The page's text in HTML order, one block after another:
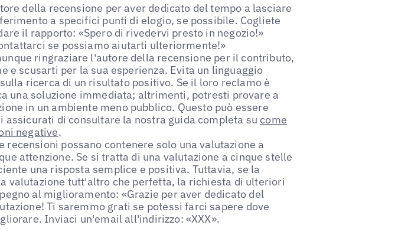
della recensione per aver dedicato del tempo a lasciare
a specifici punti di elogio, se possibile. Cogliete
il rapporto: «Spero di rivedervi presto in negozio!»
se possiamo aiutarti ulteriormente!»
ringraziare l'autore della recensione per il contributo,
e scusarti per la sua esperienza. Evita un linguaggio
ricerca di un risultato positivo. Se il loro reclamo è
una soluzione immediata; altrimenti, potresti provare a
in un ambiente meno pubblico. Questo può essere
assicurati di consultare la nostra guida completa sucome
negative.
recensioni possano contenere solo una valutazione a
attenzione. Se si tratta di una valutazione a cinque stelle
una risposta semplice e positiva. Tuttavia, se la
valutazione tutt'altro che perfetta, la richiesta di ulteriori
al miglioramento: «Grazie per aver dedicato del
Ti saremmo grati se potessi farci sapere dove
Inviaci un'email all'indirizzo: «XXX».